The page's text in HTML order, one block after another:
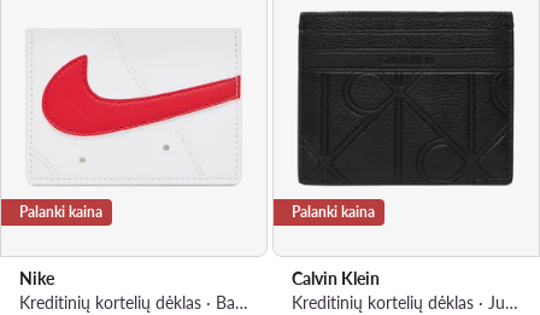
Palanki kaina
Nike
Kreditinių kortelių dėklas · Balta
Palanki kaina
Calvin Klein
Kreditinių kortelių dėklas · Juoda